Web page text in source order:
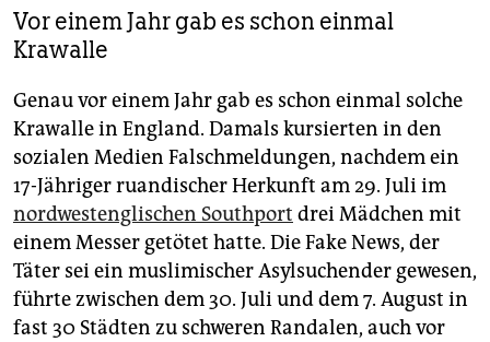
Vor einem Jahr gab es schon einmal
Krawalle
Genau vor einem Jahr gab es schon einmal solche
Krawalle in England. Damals kursierten in den
sozialen Medien Falschmeldungen, nachdem ein
17-Jähriger ruandischer Herkunft am 29. Juli im
nordwestenglischen Southport drei Mädchen mit
einem Messer getötet hatte. Die Fake News, der
Täter sei ein muslimischer Asylsuchender gewesen,
führte zwischen dem 30. Juli und dem 7. August in
fast 30 Städten zu schweren Randalen, auch vor